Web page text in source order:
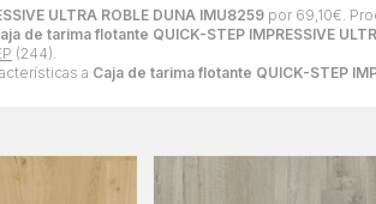
ULTRA ROBLE DUNA IMU8259 por 69,10€.
de tarima flotante QUICK-STEP IMPRESSIVE
(244).
a Caja de tarima flotante QUICK-STEP